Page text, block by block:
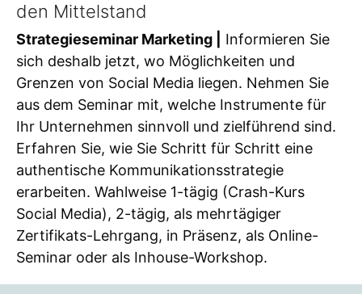
den Mittelstand
Strategieseminar Marketing |
Informieren Sie
sich deshalb jetzt, wo Möglichkeiten und
Grenzen von Social Media liegen. Nehmen Sie
aus dem Seminar mit, welche Instrumente für
Ihr Unternehmen sinnvoll und zielführend sind.
Erfahren Sie, wie Sie Schritt für Schritt eine
authentische Kommunikationsstrategie
erarbeiten. Wahlweise 1-tägig (Crash-Kurs
Social Media), 2-tägig, als mehrtägiger
Zertifikats-Lehrgang, in Präsenz, als Online-
Seminar oder als Inhouse-Workshop.